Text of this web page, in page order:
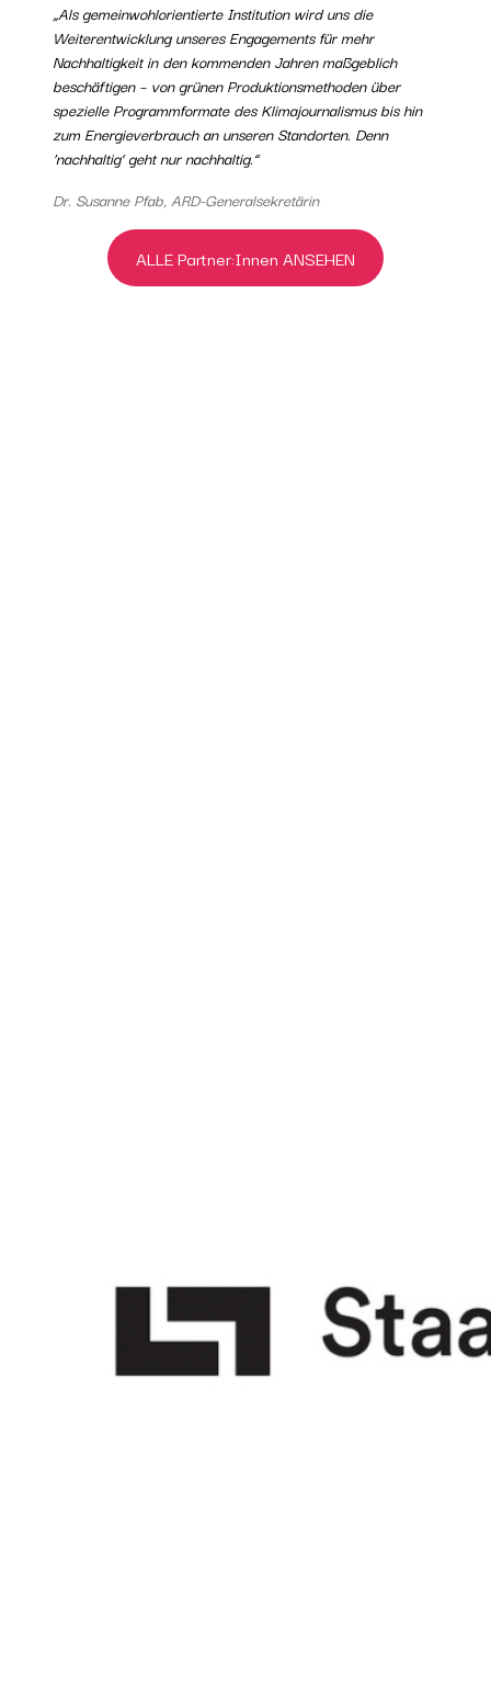
„Als gemeinwohlorientierte Institution wird uns die
Weiterentwicklung unseres Engagements für mehr
Nachhaltigkeit in den kommenden Jahren maßgeblich
beschäftigen – von grünen Produktionsmethoden über
spezielle Programmformate des Klimajournalismus bis hin
zum Energieverbrauch an unseren Standorten. Denn
’nachhaltig‘ geht nur nachhaltig.“
Dr. Susanne Pfab, ARD-Generalsekretärin
ALLE Partner:Innen ANSEHEN